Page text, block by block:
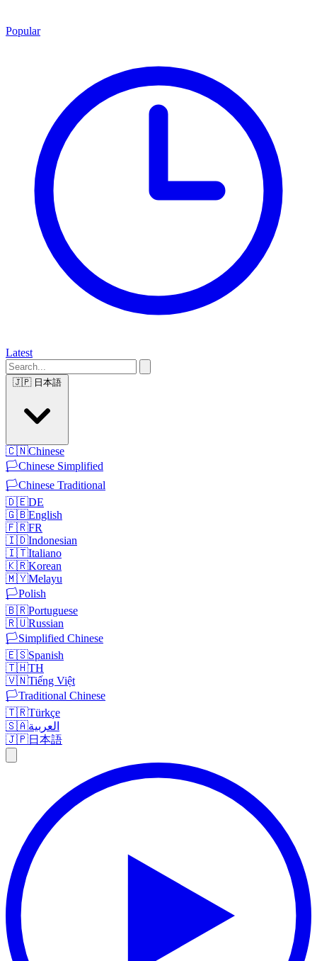
Popular
Latest
🇯🇵 日本語
🇨🇳Chinese
🏳️Chinese Simplified
🏳️Chinese Traditional
🇩🇪DE
🇬🇧English
🇫🇷FR
🇮🇩Indonesian
🇮🇹Italiano
🇰🇷Korean
🇲🇾Melayu
🏳️Polish
🇧🇷Portuguese
🇷🇺Russian
🏳️Simplified Chinese
🇪🇸Spanish
🇹🇭TH
🇻🇳Tiếng Việt
🏳️Traditional Chinese
🇹🇷Türkçe
🇸🇦العربية
🇯🇵日本語